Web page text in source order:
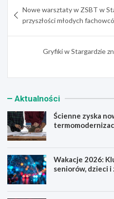
wpisu
Nowe warsztaty w ZSBT w
przyszłości młodych
Gryfiki w Stargardzie
Aktualności
Ścienne zyska
Wakacje 2026:
seniorów, dzieci i